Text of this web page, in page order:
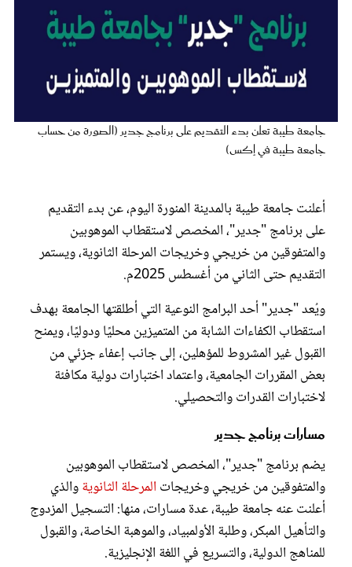
جامعة طيبة تعلن بدء التقديم على برنامج جدير (الصورة من حساب
جامعة طيبة في إكس)
أعلنت جامعة طيبة بالمدينة المنورة اليوم، عن بدء التقديم
على برنامج "جدير"، المخصص لاستقطاب الموهوبين
والمتفوقين من خريجي وخريجات المرحلة الثانوية، ويستمر
التقديم حتى الثاني من أغسطس 2025م.
ويُعد "جدير" أحد البرامج النوعية التي أطلقتها الجامعة بهدف
استقطاب الكفاءات الشابة من المتميزين محليًا ودوليًا، ويمنح
القبول غير المشروط للمؤهلين، إلى جانب إعفاء جزئي من
بعض المقررات الجامعية، واعتماد اختبارات دولية مكافئة
لاختبارات القدرات والتحصيلي.
مسارات برنامج جدير
يضم برنامج "جدير"، المخصص لاستقطاب الموهوبين
والمتفوقين من خريجي وخريجات المرحلة الثانويةوالذي
أعلنت عنه جامعة طيبة، عدة مسارات، منها: التسجيل المزدوج
والتأهيل المبكر، وطلبة الأولمبياد، والموهبة الخاصة، والقبول
للمناهج الدولية، والتسريع في اللغة الإنجليزية.
مجلة سيدتي
غلاف رفمي